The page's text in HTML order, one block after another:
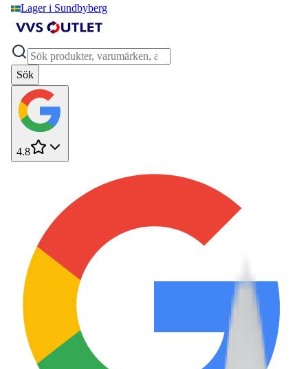
Lager i Sundbyberg
Sök
4.8